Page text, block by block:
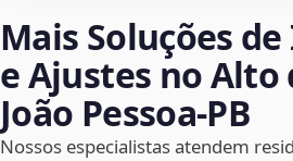
Mais Soluções
e Ajustes no Alto
João Pessoa‑PB
Nossos especialistas atendem